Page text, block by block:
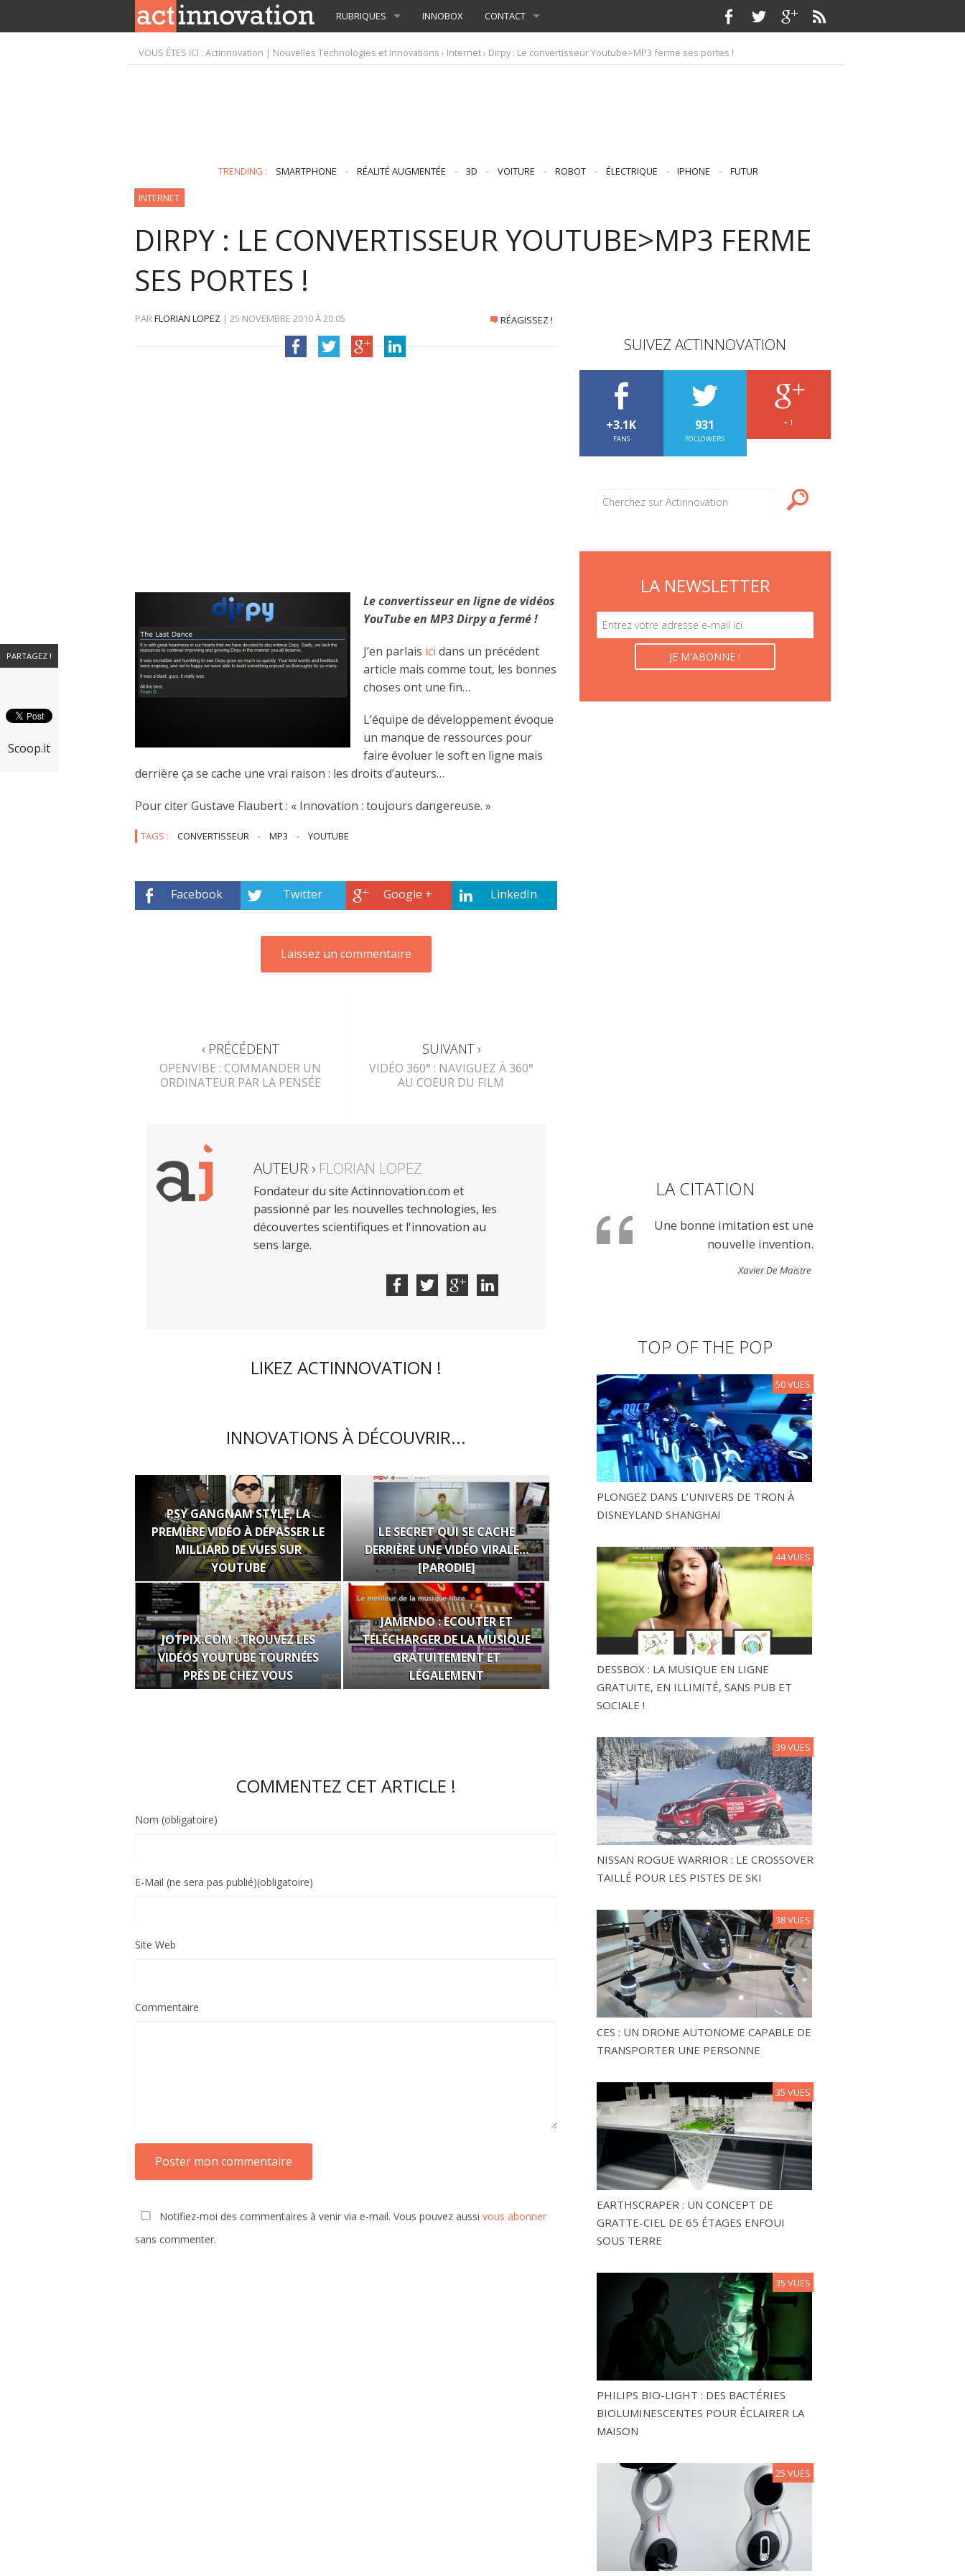
RUBRIQUES INNOBOX CONTACT
VOUS ÊTES ICI :Actinnovation | Nouvelles Technologies et Innovations › Internet› Dirpy : Le convertisseur Youtube>MP3 ferme ses portes !
TRENDING : SMARTPHONE - RÉALITÉ AUGMENTÉE - 3D - VOITURE - ROBOT - ÉLECTRIQUE - IPHONE - FUTUR
INTERNET
DIRPY : LE CONVERTISSEUR YOUTUBE>MP3 FERME
SES PORTES !
PARFLORIAN LOPEZ | 25 NOVEMBRE 2010À20:05 RÉAGISSEZ !
Le convertisseur en ligne de vidéos
YouTube en MP3 Dirpy a fermé !
J’en parlais ici dans un précédent
article mais comme tout, les bonnes
choses ont une fin…
L’équipe de développement évoque
un manque de ressources pour
faire évoluer le soft en ligne mais
derrière ça se cache une vrai raison : les droits d’auteurs…
Pour citer Gustave Flaubert : « Innovation : toujours dangereuse. »
TAGS : CONVERTISSEUR - MP3 - YOUTUBE
Facebook Twitter Google + LinkedIn
‹ PRÉCÉDENT
OPENVIBE : COMMANDER UN
ORDINATEUR PAR LA PENSÉE
SUIVANT ›
VIDÉO 360° : NAVIGUEZ À 360°
AU COEUR DU FILM
AUTEUR › FLORIAN LOPEZ
Fondateur du site Actinnovation.com et
passionné par les nouvelles technologies, les
découvertes scientifiques et l'innovation au
sens large.
LIKEZ ACTINNOVATION !
INNOVATIONS À DÉCOUVRIR...
PSY GANGNAM STYLE, LA
PREMIÈRE VIDÉO À DÉPASSER LE
MILLIARD DE VUES SUR
YOUTUBE
LE SECRET QUI SE CACHE
DERRIÈRE UNE VIDÉO VIRALE…
[PARODIE]
JOTPIX.COM : TROUVEZ LES
VIDÉOS YOUTUBE TOURNÉES
PRÈS DE CHEZ VOUS
JAMENDO : ECOUTER ET
TÉLÉCHARGER DE LA MUSIQUE
GRATUITEMENT ET
LÉGALEMENT
COMMENTEZ CET ARTICLE !
Nom (obligatoire)
E-Mail (ne sera pas publié)(obligatoire)
Site Web
Commentaire
Notifiez-moi des commentaires à venir via e-mail. Vous pouvez aussi vous abonner
sans commenter.
SUIVEZ ACTINNOVATION
+3.1K
FANS
931
FOLLOWERS
+ 1
LA NEWSLETTER
LA CITATION
Une bonne imitation est une
nouvelle invention.
Xavier De Maistre
TOP OF THE POP
PLONGEZ DANS L’UNIVERS DE TRON À
DISNEYLAND SHANGHAI
50 VUES
DESSBOX : LA MUSIQUE EN LIGNE
GRATUITE, EN ILLIMITÉ, SANS PUB ET
SOCIALE !
44 VUES
NISSAN ROGUE WARRIOR : LE CROSSOVER
TAILLÉ POUR LES PISTES DE SKI
39 VUES
CES : UN DRONE AUTONOME CAPABLE DE
TRANSPORTER UNE PERSONNE
38 VUES
EARTHSCRAPER : UN CONCEPT DE
GRATTE-CIEL DE 65 ÉTAGES ENFOUI
SOUS TERRE
35 VUES
PHILIPS BIO-LIGHT : DES BACTÉRIES
BIOLUMINESCENTES POUR ÉCLAIRER LA
MAISON
35 VUES
25 VUES
PARTAGEZ !
Scoop.it